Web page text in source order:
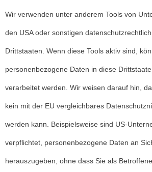
Wir verwenden unter anderem Tools von
den USA oder sonstigen
Drittstaaten. Wenn diese Tools aktiv sind,
personenbezogene Daten in diese
verarbeitet werden. Wir weisen darauf hin,
kein mit der EU vergleichbares
werden kann. Beispielsweise sind US-
verpflichtet, personenbezogene Daten an
herauszugeben, ohne dass Sie als